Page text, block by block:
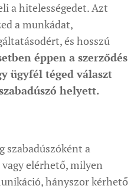
a hitelességedet. Azt
a munkádat,
és hosszú
éppen a szerződés
ügyfél téged választ
helyett.
szabadúszóként a
elérhető, milyen
hányszor kérhető